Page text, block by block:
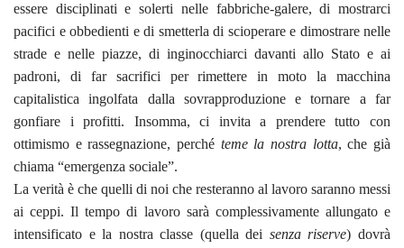
essere disciplinati e solerti nelle fabbriche-galere, di mostrarci
pacifici e obbedienti e di smetterla di scioperare e dimostrare nelle
strade e nelle piazze, di inginocchiarci davanti allo Stato e ai
padroni, di far sacrifici per rimettere in moto la macchina
capitalistica ingolfata dalla sovrapproduzione e tornare a far
gonfiare i profitti. Insomma, ci invita a prendere tutto con
ottimismo e rassegnazione, perché teme la nostra lotta, che già
chiama “emergenza sociale”.
La verità è che quelli di noi che resteranno al lavoro saranno messi
ai ceppi. Il tempo di lavoro sarà complessivamente allungato e
intensificato e la nostra classe (quella dei senza riserve) dovrà